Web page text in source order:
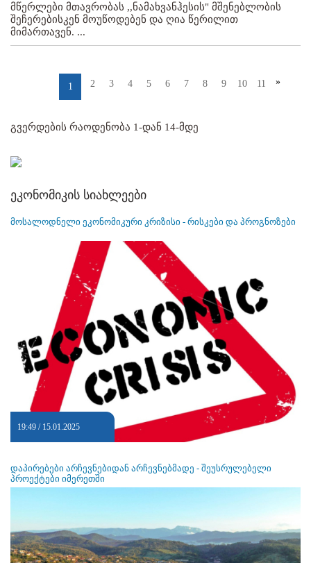
მწერლები მთავრობას ,,ნამახვანჰესის" მშენებლობის
შეჩერებისკენ მოუწოდებენ და ღია წერილით
მიმართავენ. ...
1 2 3 4 5 6 7 8 9 10 11 »
გვერდების რაოდენობა 1-დან 14-მდე
ეკონომიკის სიახლეები
მოსალოდნელი ეკონომიკური კრიზისი - რისკები და პროგნოზები
19:49 / 15.01.2025
დაპირებები არჩევნებიდან არჩევნებმადე - შეუსრულებელი
პროექტები იმერეთში